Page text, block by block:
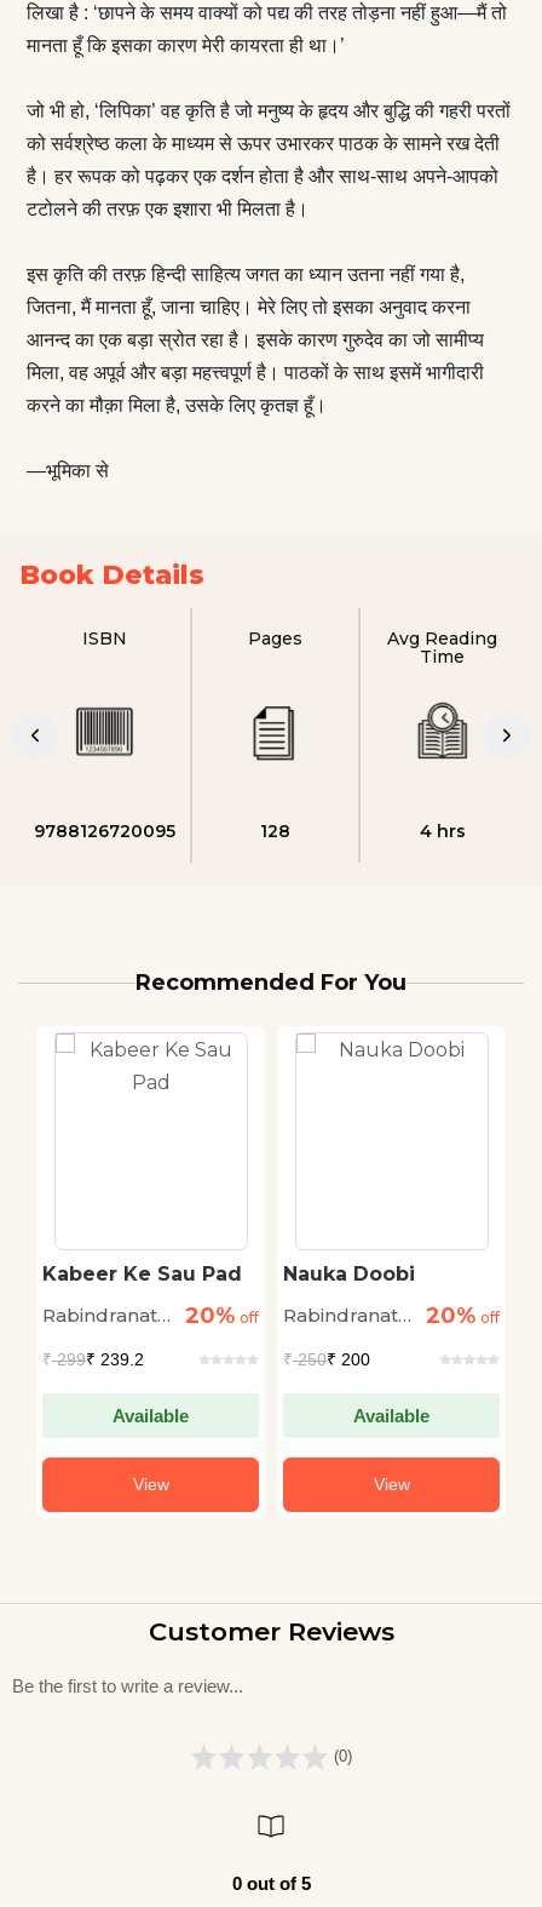
लिखा है : ‘छापने के समय वाक्यों को पद्य की तरह तोड़ना नहीं हुआ—मैं तो
मानता हूँ कि इसका कारण मेरी कायरता ही था।’
जो भी हो, ‘लिपिका’ वह कृति है जो मनुष्य के हृदय और बुद्धि की गहरी परतों
को सर्वश्रेष्ठ कला के माध्यम से ऊपर उभारकर पाठक के सामने रख देती
है। हर रूपक को पढ़कर एक दर्शन होता है और साथ-साथ अपने-आपको
टटोलने की तरफ़ एक इशारा भी मिलता है।
इस कृति की तरफ़ हिन्दी साहित्य जगत का ध्यान उतना नहीं गया है,
जितना, मैं मानता हूँ, जाना चाहिए। मेरे लिए तो इसका अनुवाद करना
आनन्द का एक बड़ा स्रोत रहा है। इसके कारण गुरुदेव का जो सामीप्य
मिला, वह अपूर्व और बड़ा महत्त्वपूर्ण है। पाठकों के साथ इसमें भागीदारी
करने का मौक़ा मिला है, उसके लिए कृतज्ञ हूँ।
—भूमिका से
Book Details
ISBN
9788126720095
Pages
128
Avg Reading
Time
4 hrs
Recommended For You
Kabeer Ke Sau Pad
Rabindranath
20% off
₹299₹ 239.2
Available
View
Nauka Doobi
Rabindranath
20% off
₹250₹ 200
Available
View
Customer Reviews
Be the first to write a review...
(0)
0 out of 5